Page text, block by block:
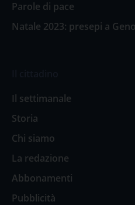
Parole di pace
Natale 2023: presepi a
Il settimanale
Storia
Chi siamo
La redazione
Abbonamenti
Pubblicità